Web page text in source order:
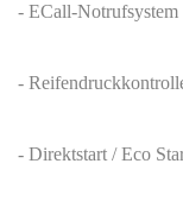
- ECall-Notrufsystem
-
- Direktstart / Eco